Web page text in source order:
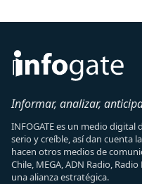
Informar, analizar,
INFOGATE es un medio
serio y creíble, así dan cuenta
hacen otros medios de
Chile, MEGA, ADN Radio,
una alianza estratégica.